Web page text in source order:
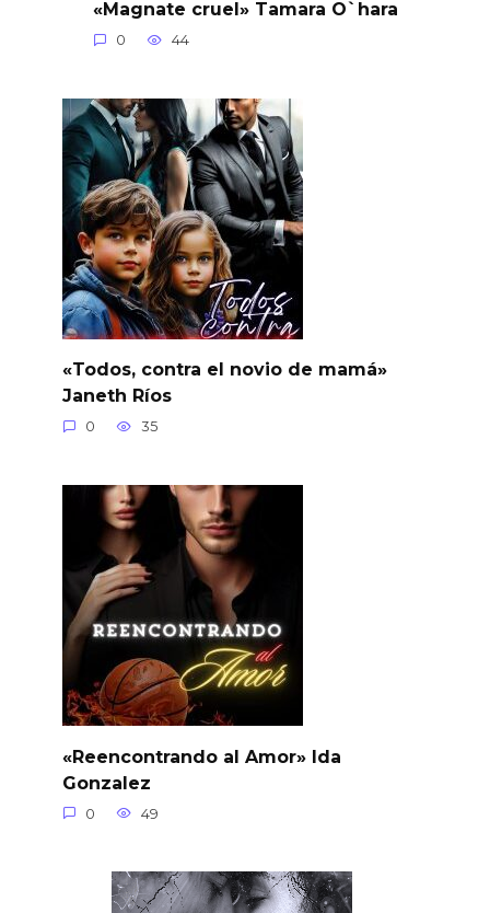
«Magnate cruel» Tamara O`hara
0 44
«Todos, contra el novio de mamá»
Janeth Ríos
0 35
«Reencontrando al Amor» Ida
Gonzalez
0 49